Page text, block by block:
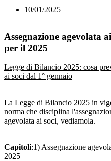
10/01/2025
Assegnazione agevolata
per il 2025
Legge di Bilancio 2025: cosa
ai soci dal 1° gennaio
La Legge di Bilancio 2025 in
norma che disciplina
agevolata ai soci, vediamola.
Capitoli:1) Assegnazione
2025